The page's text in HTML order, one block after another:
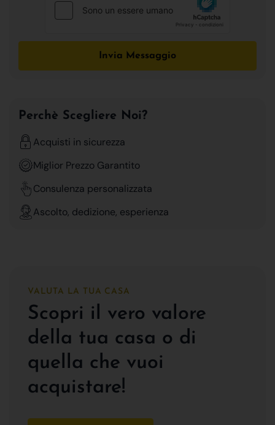
Invia Messaggio
Perchè Scegliere Noi?
Acquisti in sicurezza
Miglior Prezzo Garantito
Consulenza personalizzata
Ascolto, dedizione, esperienza
VALUTA LA TUA CASA
Scopri il vero valore
della tua casa o di
quella che vuoi
acquistare!